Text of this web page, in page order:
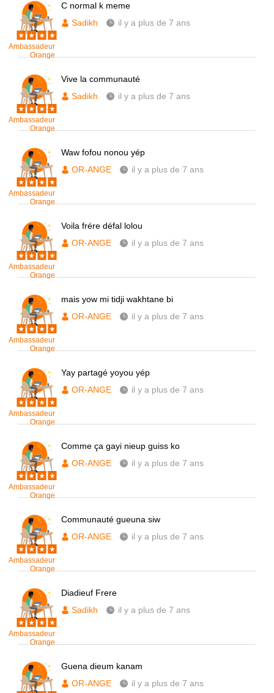
Ambassadeur
Orange
C normal k meme
Sadikh
il y a plus de 7 ans
Ambassadeur
Orange
Vive la communauté
Sadikh
il y a plus de 7 ans
Ambassadeur
Orange
Waw fofou nonou yép
OR-ANGE
il y a plus de 7 ans
Ambassadeur
Orange
Voila frére défal lolou
OR-ANGE
il y a plus de 7 ans
Ambassadeur
Orange
mais yow mi tidji wakhtane bi
OR-ANGE
il y a plus de 7 ans
Ambassadeur
Orange
Yay partagé yoyou yép
OR-ANGE
il y a plus de 7 ans
Ambassadeur
Orange
Comme ça gayi nieup guiss ko
OR-ANGE
il y a plus de 7 ans
Ambassadeur
Orange
Communauté gueuna siw
OR-ANGE
il y a plus de 7 ans
Ambassadeur
Orange
Diadieuf Frere
Sadikh
il y a plus de 7 ans
Guena dieum kanam
OR-ANGE
il y a plus de 7 ans